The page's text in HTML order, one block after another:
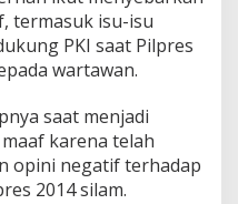
termasuk isu-isu
PKI saat Pilpres
wartawan.
saat menjadi
karena telah
opini negatif terhadap
2014 silam.